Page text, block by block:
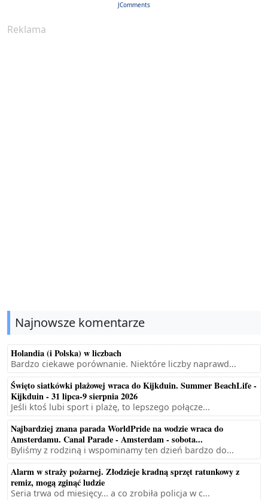
JComments
Reklama
Najnowsze komentarze
Holandia (i Polska) w liczbach
Bardzo ciekawe porównanie. Niektóre liczby naprawd...
Święto siatkówki plażowej wraca do Kijkduin. Summer BeachLife -
Kijkduin - 31 lipca-9 sierpnia 2026
Jeśli ktoś lubi sport i plażę, to lepszego połącze...
Najbardziej znana parada WorldPride na wodzie wraca do
Amsterdamu. Canal Parade - Amsterdam - sobota...
Byliśmy z rodziną i wspominamy ten dzień bardzo do...
Alarm w straży pożarnej. Złodzieje kradną sprzęt ratunkowy z
remiz, mogą zginąć ludzie
Seria trwa od miesięcy... a co zrobiła policja w c...